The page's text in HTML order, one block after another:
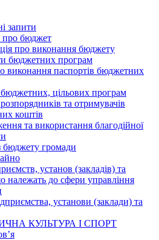
запити
про бюджет
про виконання бюджету
бюджетних програм
виконання паспортів бюджетних
цільових програм
та отримувачів
коштів
та використання благодійної
бюджету громади
установ (закладів) та
належать до сфери управління
установи (заклади) та
КУЛЬТУРА І СПОРТ